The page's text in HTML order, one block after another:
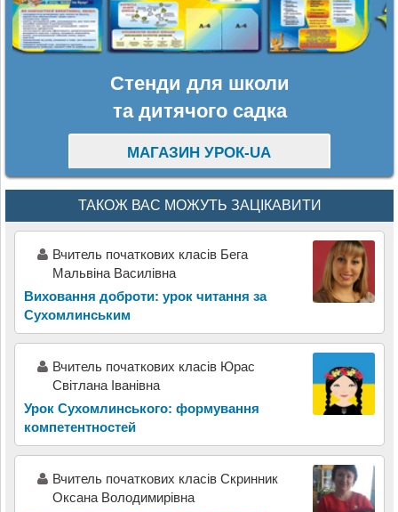
Стенди для школи
та дитячого садка
МАГАЗИН УРОК-UA
ТАКОЖ ВАС МОЖУТЬ ЗАЦІКАВИТИ
Вчитель початкових класів Бега
Мальвіна Василівна
Виховання доброти: урок читання за
Сухомлинським
Вчитель початкових класів Юрас
Світлана Іванівна
Урок Сухомлинського: формування
компетентностей
Вчитель початкових класів Скринник
Оксана Володимирівна